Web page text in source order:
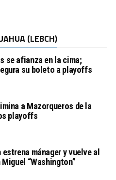
(LEBCH)
se afianza en la cima;
su boleto a playoffs
a Mazorqueros de la
playoffs
estrena mánager y vuelve al
“Washington”